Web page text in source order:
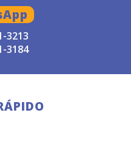
3213
3184